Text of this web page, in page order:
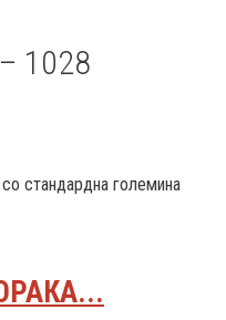
1028
стандардна големина